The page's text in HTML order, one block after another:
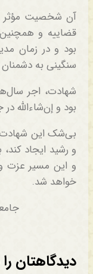
آن شخصیت مؤثر
قضاییه و همچنین
بود و در زمان
سنگینی به
شهادت، اجر
بود و إن‌شاءالله در
بی‌شک این
و رشید ایجاد
و این مسیر عزت و
خواهد شد.
دیدگاهتان